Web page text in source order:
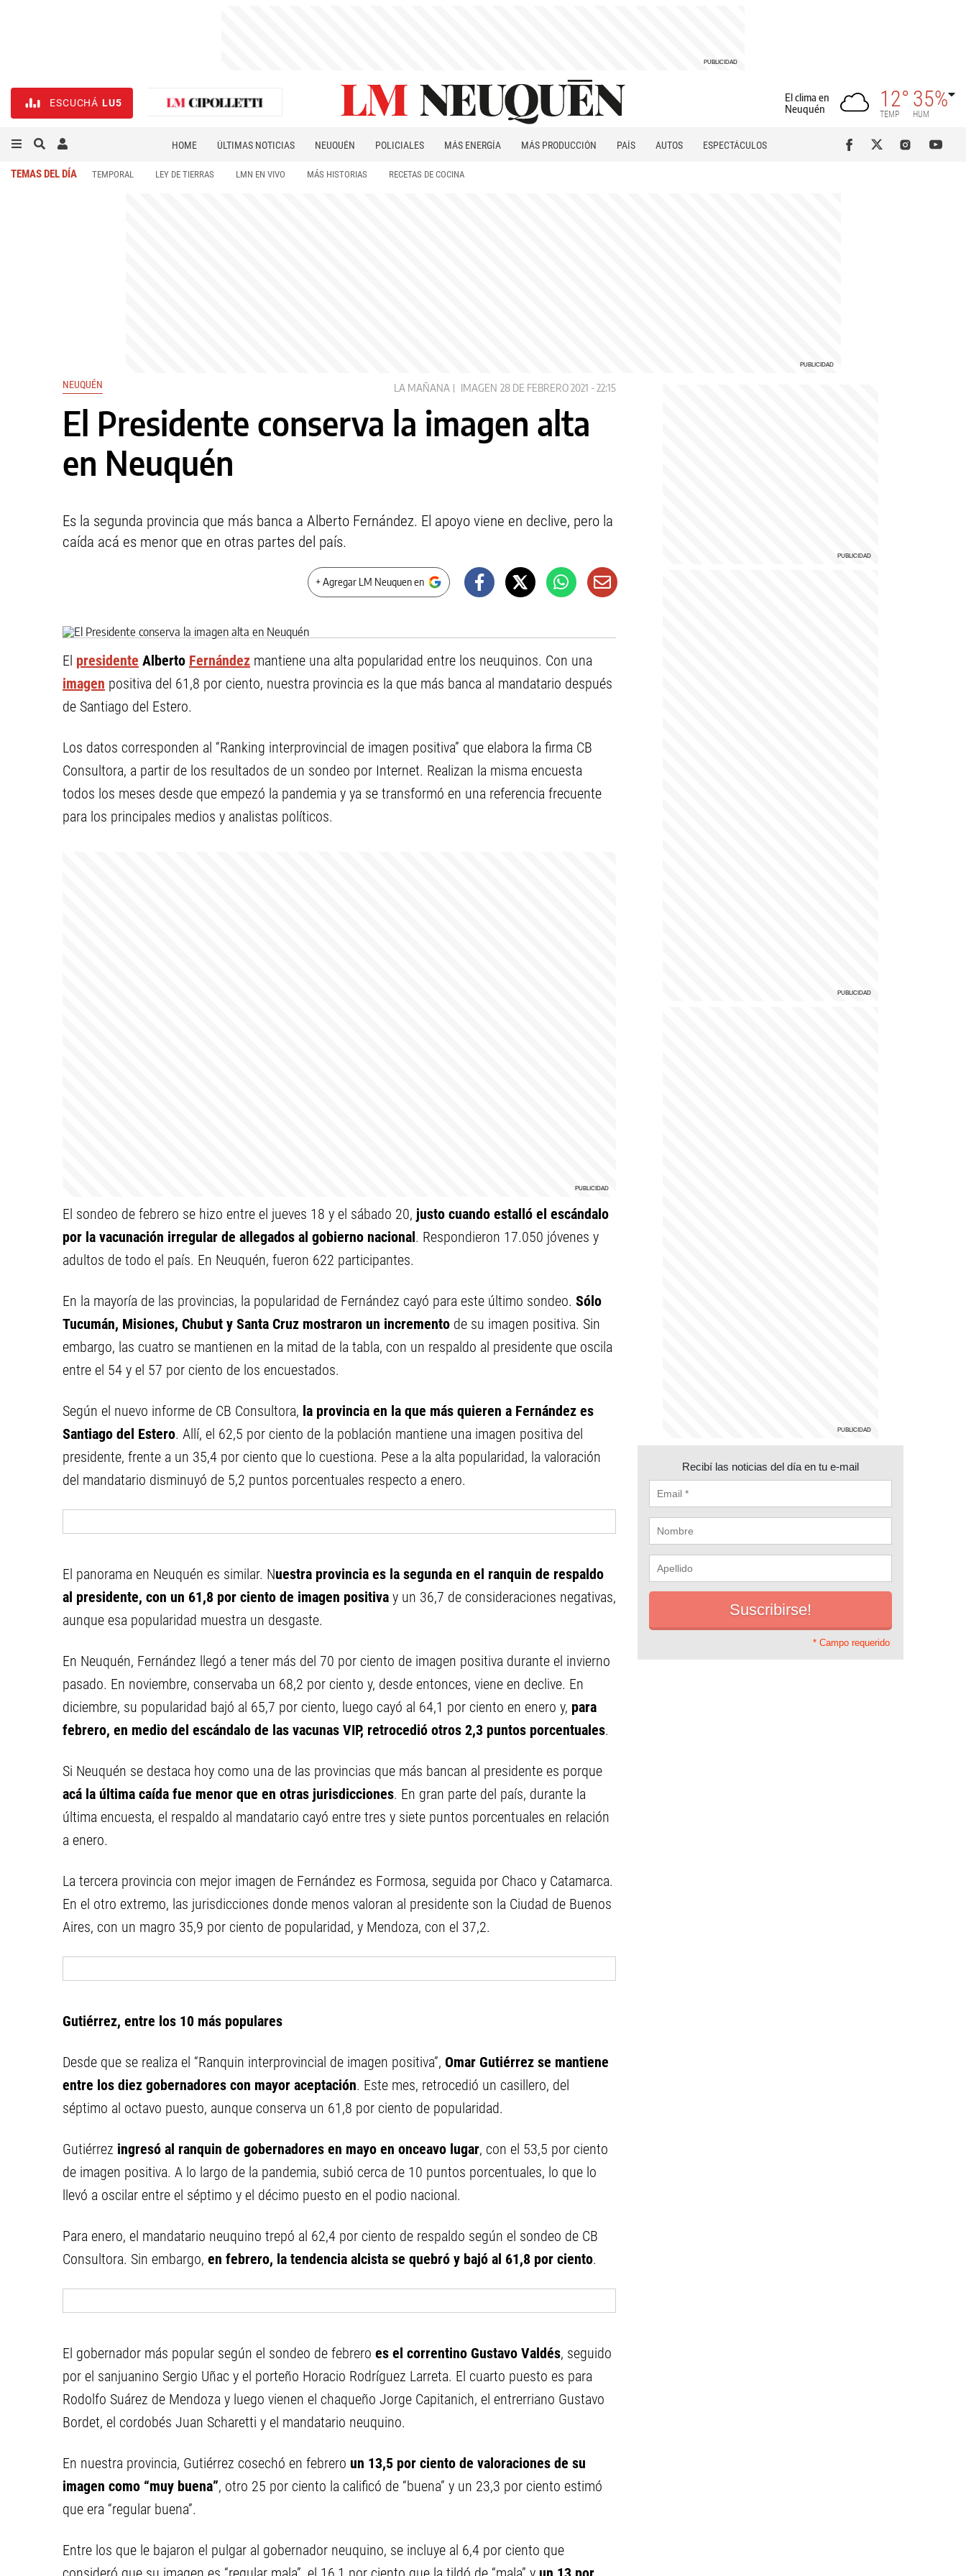
ESCUCHÁ LU5
El clima en
Neuquén
12°
TEMP
35%
HUM
HOME ÚLTIMAS NOTICIAS NEUQUÉN POLICIALES MÁS ENERGÍA MÁS PRODUCCIÓN PAÍS AUTOS
ESPECTÁCULOS
TEMAS DEL DÍA TEMPORAL LEY DE TIERRAS LMN EN VIVO MÁS HISTORIAS RECETAS DE COCINA
NEUQUÉN LA MAÑANA IMAGEN 28 DE FEBRERO 2021 - 22:15
El Presidente conserva la imagen alta
en Neuquén
Es la segunda provincia que más banca a Alberto Fernández. El apoyo viene en declive, pero la
caída acá es menor que en otras partes del país.
+ Agregar LM Neuquen en
El presidente Alberto Fernández mantiene una alta popularidad entre los neuquinos. Con una
imagen positiva del 61,8 por ciento, nuestra provincia es la que más banca al mandatario después
de Santiago del Estero.
Los datos corresponden al “Ranking interprovincial de imagen positiva” que elabora la firma CB
Consultora, a partir de los resultados de un sondeo por Internet. Realizan la misma encuesta
todos los meses desde que empezó la pandemia y ya se transformó en una referencia frecuente
para los principales medios y analistas políticos.
El sondeo de febrero se hizo entre el jueves 18 y el sábado 20, justo cuando estalló el escándalo
por la vacunación irregular de allegados al gobierno nacional. Respondieron 17.050 jóvenes y
adultos de todo el país. En Neuquén, fueron 622 participantes.
En la mayoría de las provincias, la popularidad de Fernández cayó para este último sondeo. Sólo
Tucumán, Misiones, Chubut y Santa Cruz mostraron un incremento de su imagen positiva. Sin
embargo, las cuatro se mantienen en la mitad de la tabla, con un respaldo al presidente que oscila
entre el 54 y el 57 por ciento de los encuestados.
Según el nuevo informe de CB Consultora, la provincia en la que más quieren a Fernández es
Santiago del Estero. Allí, el 62,5 por ciento de la población mantiene una imagen positiva del
presidente, frente a un 35,4 por ciento que lo cuestiona. Pese a la alta popularidad, la valoración
del mandatario disminuyó de 5,2 puntos porcentuales respecto a enero.
El panorama en Neuquén es similar. Nuestra provincia es la segunda en el ranquin de respaldo
al presidente, con un 61,8 por ciento de imagen positiva y un 36,7 de consideraciones negativas,
aunque esa popularidad muestra un desgaste.
En Neuquén, Fernández llegó a tener más del 70 por ciento de imagen positiva durante el invierno
pasado. En noviembre, conservaba un 68,2 por ciento y, desde entonces, viene en declive. En
diciembre, su popularidad bajó al 65,7 por ciento, luego cayó al 64,1 por ciento en enero y, para
febrero, en medio del escándalo de las vacunas VIP, retrocedió otros 2,3 puntos porcentuales.
Si Neuquén se destaca hoy como una de las provincias que más bancan al presidente es porque
acá la última caída fue menor que en otras jurisdicciones. En gran parte del país, durante la
última encuesta, el respaldo al mandatario cayó entre tres y siete puntos porcentuales en relación
a enero.
La tercera provincia con mejor imagen de Fernández es Formosa, seguida por Chaco y Catamarca.
En el otro extremo, las jurisdicciones donde menos valoran al presidente son la Ciudad de Buenos
Aires, con un magro 35,9 por ciento de popularidad, y Mendoza, con el 37,2.
Gutiérrez, entre los 10 más populares
Desde que se realiza el “Ranquin interprovincial de imagen positiva”, Omar Gutiérrez se mantiene
entre los diez gobernadores con mayor aceptación. Este mes, retrocedió un casillero, del
séptimo al octavo puesto, aunque conserva un 61,8 por ciento de popularidad.
Gutiérrez ingresó al ranquin de gobernadores en mayo en onceavo lugar, con el 53,5 por ciento
de imagen positiva. A lo largo de la pandemia, subió cerca de 10 puntos porcentuales, lo que lo
llevó a oscilar entre el séptimo y el décimo puesto en el podio nacional.
Para enero, el mandatario neuquino trepó al 62,4 por ciento de respaldo según el sondeo de CB
Consultora. Sin embargo, en febrero, la tendencia alcista se quebró y bajó al 61,8 por ciento.
El gobernador más popular según el sondeo de febrero es el correntino Gustavo Valdés, seguido
por el sanjuanino Sergio Uñac y el porteño Horacio Rodríguez Larreta. El cuarto puesto es para
Rodolfo Suárez de Mendoza y luego vienen el chaqueño Jorge Capitanich, el entrerriano Gustavo
Bordet, el cordobés Juan Scharetti y el mandatario neuquino.
En nuestra provincia, Gutiérrez cosechó en febrero un 13,5 por ciento de valoraciones de su
imagen como “muy buena”, otro 25 por ciento la calificó de “buena” y un 23,3 por ciento estimó
que era “regular buena”.
Entre los que le bajaron el pulgar al gobernador neuquino, se incluye al 6,4 por ciento que
Recibí las noticias del día en tu e-mail
* Campo requerido